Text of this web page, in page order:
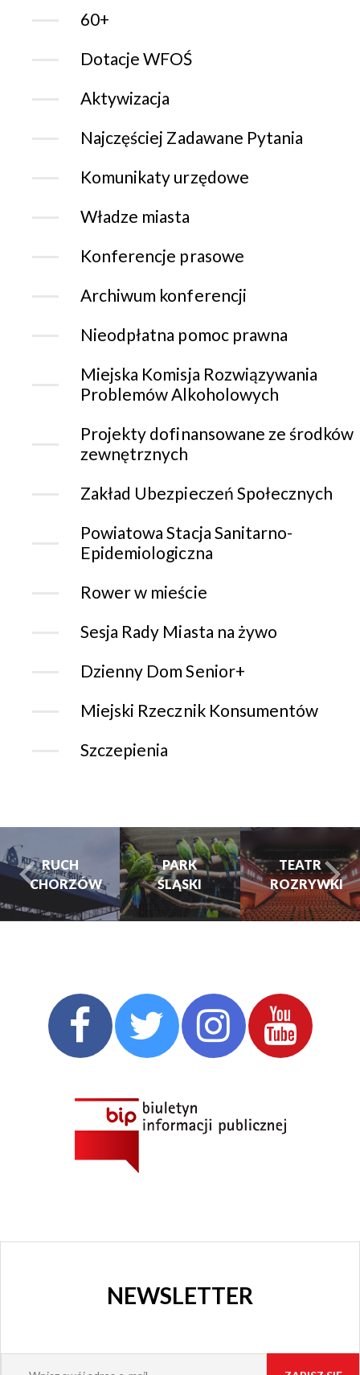
60+
Dotacje WFOŚ
Aktywizacja
Najczęściej Zadawane Pytania
Komunikaty urzędowe
Władze miasta
Konferencje prasowe
Archiwum konferencji
Nieodpłatna pomoc prawna
Miejska Komisja Rozwiązywania
Problemów Alkoholowych
Projekty dofinansowane ze środków
zewnętrznych
Zakład Ubezpieczeń Społecznych
Powiatowa Stacja Sanitarno-
Epidemiologiczna
Rower w mieście
Sesja Rady Miasta na żywo
Dzienny Dom Senior+
Miejski Rzecznik Konsumentów
Szczepienia
PARK
ŚLĄSKI
TEATR
ROZRYWKI
PARK
ŚLĄSKI
CHORZOWSKIE
CENTRUM
KULTURY
GRAJFKA
turysta.Previous
NEWSLETTER